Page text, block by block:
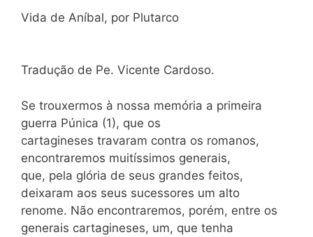
Vida de Aníbal, por Plutarco
Tradução de Pe. Vicente Cardoso.
Se trouxermos à nossa memória a primeira
guerra Púnica (1), que os
cartagineses travaram contra os romanos,
encontraremos muitíssimos generais,
que, pela glória de seus grandes feitos,
deixaram aos seus sucessores um alto
renome. Não encontraremos, porém, entre os
generais cartagineses, um, que tenha